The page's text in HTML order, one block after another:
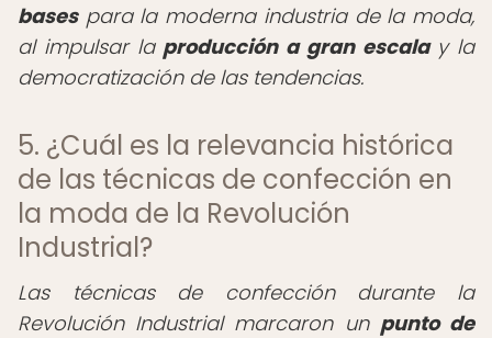
basespara la moderna industria de la moda,
al impulsar la producción a gran escalay la
democratización de las tendencias.
5. ¿Cuál es la relevancia histórica
de las técnicas de confección en
la moda de la Revolución
Industrial?
Las técnicas de confección durante la
Revolución Industrial marcaron un punto de